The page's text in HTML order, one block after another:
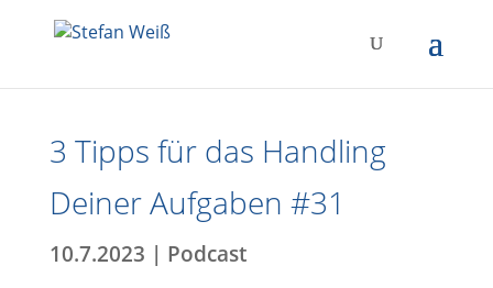
3 Tipps für das Handling
Deiner Aufgaben #31
10.7.2023 | Podcast